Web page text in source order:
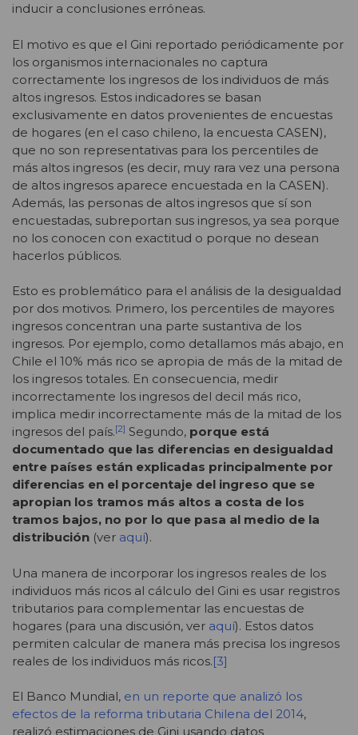
inducir a conclusiones erróneas.
El motivo es que el Gini reportado periódicamente por
los organismos internacionales no captura
correctamente los ingresos de los individuos de más
altos ingresos. Estos indicadores se basan
exclusivamente en datos provenientes de encuestas
de hogares (en el caso chileno, la encuesta CASEN),
que no son representativas para los percentiles de
más altos ingresos (es decir, muy rara vez una persona
de altos ingresos aparece encuestada en la CASEN).
Además, las personas de altos ingresos que sí son
encuestadas, subreportan sus ingresos, ya sea porque
no los conocen con exactitud o porque no desean
hacerlos públicos.
Esto es problemático para el análisis de la desigualdad
por dos motivos. Primero, los percentiles de mayores
ingresos concentran una parte sustantiva de los
ingresos. Por ejemplo, como detallamos más abajo, en
Chile el 10% más rico se apropia de más de la mitad de
los ingresos totales. En consecuencia, medir
incorrectamente los ingresos del decil más rico,
implica medir incorrectamente más de la mitad de los
ingresos del país.[2] Segundo, porque está
documentado que las diferencias en desigualdad
entre países están explicadas principalmente por
diferencias en el porcentaje del ingreso que se
apropian los tramos más altos a costa de los
tramos bajos, no por lo que pasa al medio de la
distribución (ver aquí).
Una manera de incorporar los ingresos reales de los
individuos más ricos al cálculo del Gini es usar registros
tributarios para complementar las encuestas de
hogares (para una discusión, ver aquí). Estos datos
permiten calcular de manera más precisa los ingresos
reales de los individuos más ricos.[3]
El Banco Mundial, en un reporte que analizó los
efectos de la reforma tributaria Chilena del 2014,
realizó estimaciones de Gini usando datos